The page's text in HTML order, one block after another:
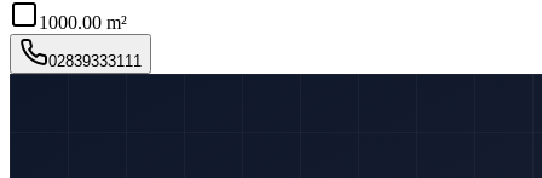
1000.00 m²
02839333111